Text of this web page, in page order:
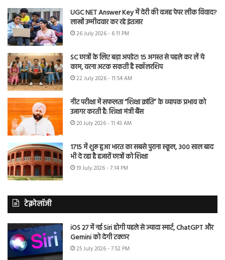
UGC NET Answer Key में देरी की वजह पेपर लीक विवाद?
लाखों उम्मीदवार कर रहे इंतजार
26 July 2026 - 6:11 PM
SC छात्रों के लिए बड़ा अपडेट! 15 अगस्त से पहले कर लें ये
काम, वरना अटक सकती है स्कॉलरशिप
22 July 2026 - 11:54 AM
नीट परीक्षा में सफलता “शिक्षा क्रांति” के व्यापक प्रभाव को
उजागर करती है: शिक्षा मंत्री बैंस
20 July 2026 - 11:43 AM
1715 में शुरू हुआ भारत का सबसे पुराना स्कूल, 300 साल बाद
भी दे रहा है हजारों छात्रों को शिक्षा
19 July 2026 - 7:14 PM
टेक्नोलॉजी
iOS 27 में नई Siri होगी पहले से ज्यादा स्मार्ट, ChatGPT और
Gemini को देगी टक्कर
25 July 2026 - 7:52 PM